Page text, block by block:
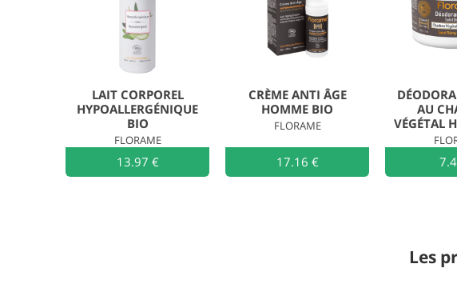
LAIT CORPOREL
HYPOALLERGÉNIQUE
BIO
FLORAME
13.97 € Ajouter au
CRÈME ANTI ÂGE
HOMME BIO
FLORAME
17.16 € Ajouter au
AU
VÉGÉTAL
Les